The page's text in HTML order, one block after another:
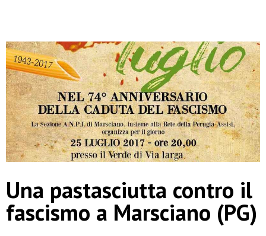
Una pastasciutta contro il
fascismo a Marsciano (PG)